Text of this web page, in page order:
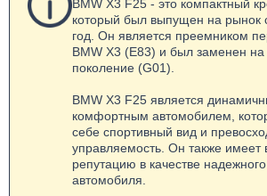
BMW X3 F25 - это компактный
который был выпущен на рынок
год. Он является преемником
BMW X3 (E83) и был заменен на
поколение (G01).
BMW X3 F25 является
комфортным автомобилем,
себе спортивный вид и
управляемость. Он также имеет
репутацию в качестве
автомобиля.